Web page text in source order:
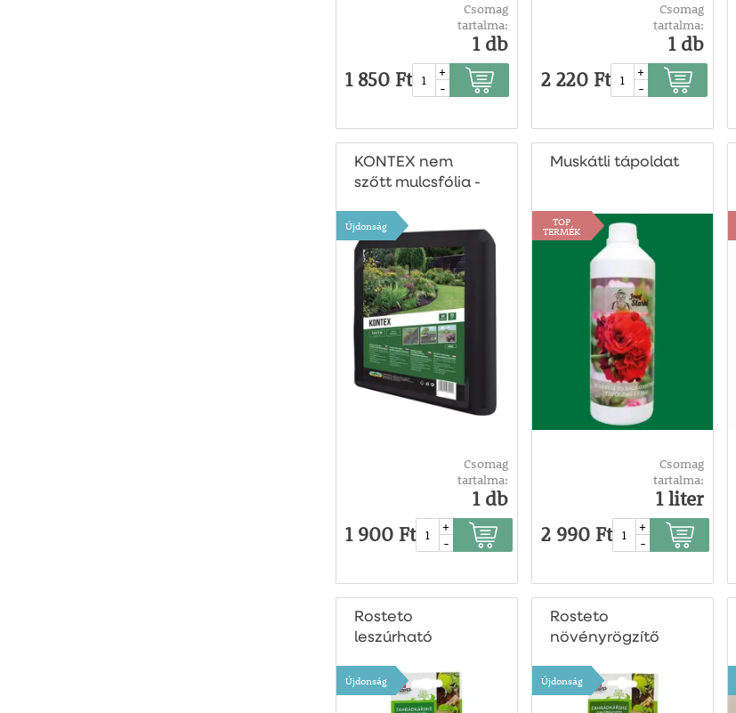
Csomag
tartalma:
1 db
1 850 Ft
+
-
Csomag
tartalma:
1 db
2 220 Ft
+
-
KONTEX nem
szőtt mulcsfólia -
Újdonság
Csomag
tartalma:
1 db
1 900 Ft
+
-
Muskátli tápoldat
TOP
TERMÉK
Csomag
tartalma:
1 liter
2 990 Ft
+
-
Rosteto
leszúrható
Újdonság
Rosteto
növényrögzítő
Újdonság